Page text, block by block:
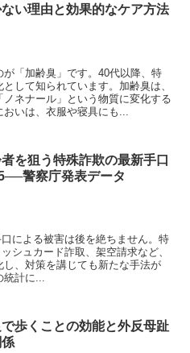
い理由と効果的なケア方法
「加齢臭」です。40代以降、特
して知られています。加齢臭は、
ネナール」という物質に変化する
いは、衣服や寝具にも...
を狙う特殊詐欺の最新手口
警察庁発表データ
による被害は後を絶ちません。特
シュカード詐取、架空請求など、
、対策を講じても新たな手法が
統計に...
歩くことの効能と外反母趾